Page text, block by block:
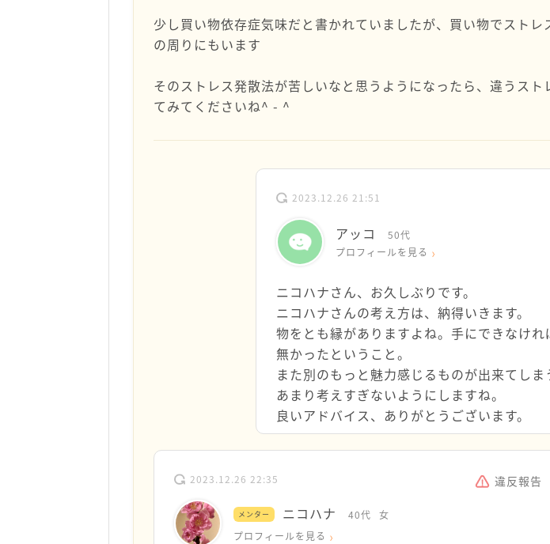
少し買い物依存症気味だと書かれていましたが、買い物でストレ
の周りにもいます
そのストレス発散法が苦しいなと思うようになったら、違うスト
てみてくださいね^ - ^
2023.12.26 21:51
アッコ
50代
プロフィールを見る
ニコハナさん、お久しぶりです。
ニコハナさんの考え方は、納得いきます。
物をとも縁がありますよね。手にできなけ
無かったということ。
また別のもっと魅力感じるものが出来てしま
あまり考えすぎないようにしますね。
良いアドバイス、ありがとうございます。
2023.12.26 22:35 違反報告
メンター ニコハナ 40代
女
プロフィールを見る